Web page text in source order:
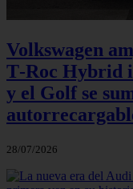
Volkswagen
T‑Roc Hybrid
y el Golf se
28/07/2026